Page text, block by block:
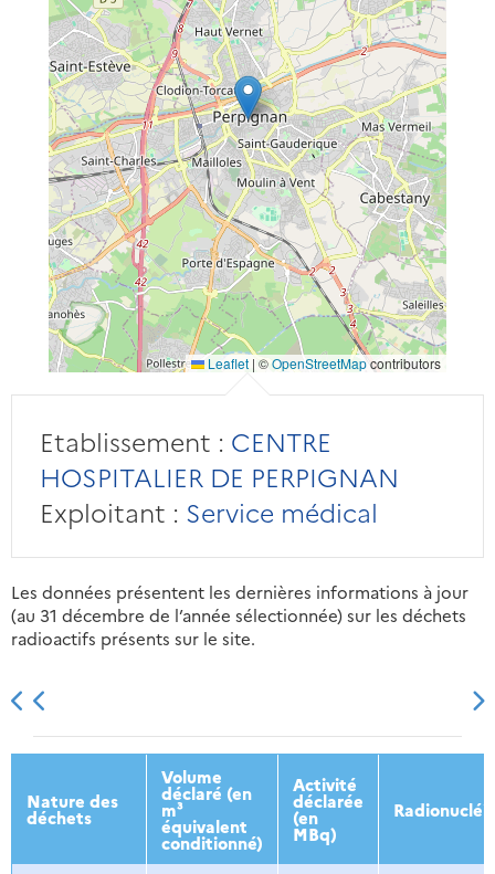
Leaflet | ©OpenStreetMapcontributors
Etablissement : CENTRE
HOSPITALIER DE PERPIGNAN
Exploitant : Service médical
Les données présentent les dernières informations à jour
(au 31 décembre de l’année sélectionnée) sur les déchets
radioactifs présents sur le site.
2013 2014 2015 2016
Nature des
déchets
Volume
déclaré (en
m³
équivalent
conditionné)
Activité
déclarée
(en
MBq)